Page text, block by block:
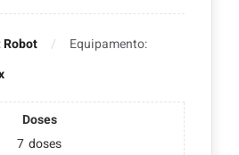
Robot
Equipamento:
Doses
7 doses